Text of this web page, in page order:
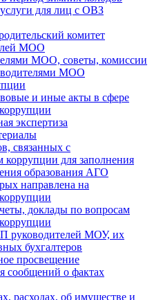
для лиц с ОВЗ
комитет
МОО
МОО, советы, комиссии
МОО
и иные акты в сфере
экспертиза
связанных с
коррупции для заполнения
образования АГО
направлена на
доклады по вопросам
руководителей МОУ, их
бухгалтеров
просвещение
сообщений о фактах
расходах, об имуществе и